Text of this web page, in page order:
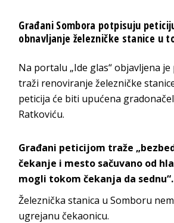
Građani Sombora potpisuju
obnavljanje železničke stanice u
Na portalu „Ide glas“ objavljena
traži renoviranje železničke
peticija će biti upućena
Ratkoviću.
Građani peticijom traže
čekanje i mesto sačuvano od
mogli tokom čekanja da sednu“.
Železnička stanica u Somboru
ugrejanu čekaonicu.